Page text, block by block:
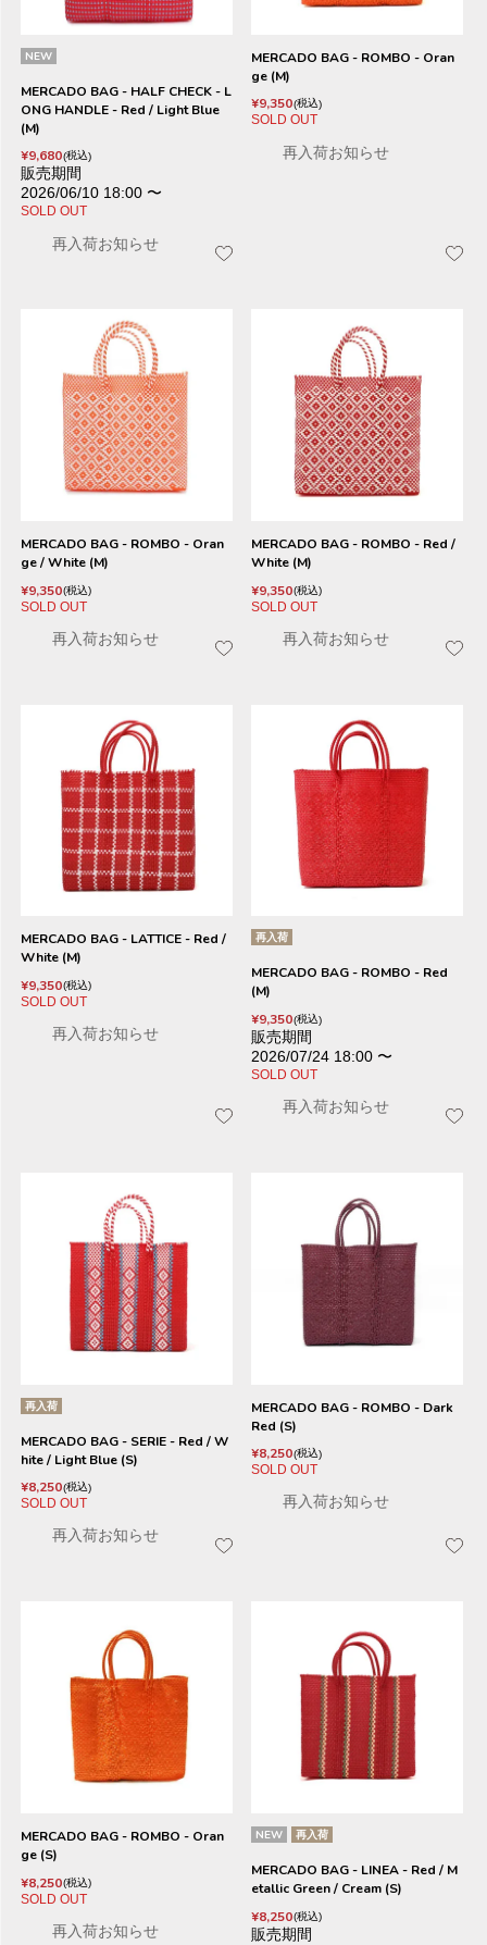
NEW
MERCADO BAG - HALF CHECK - L
ONG HANDLE - Red / Light Blue
(M)
¥9,680 税込
販売期間
2026/06/10 18:00 〜
SOLD OUT
再入荷お知らせ
MERCADO BAG - ROMBO - Oran
ge (M)
¥9,350 税込
SOLD OUT
再入荷お知らせ
MERCADO BAG - ROMBO - Oran
ge / White (M)
¥9,350 税込
SOLD OUT
再入荷お知らせ
MERCADO BAG - ROMBO - Red /
White (M)
¥9,350 税込
SOLD OUT
再入荷お知らせ
MERCADO BAG - LATTICE - Red /
White (M)
¥9,350 税込
SOLD OUT
再入荷お知らせ
再入荷
MERCADO BAG - ROMBO - Red
(M)
¥9,350 税込
販売期間
2026/07/24 18:00 〜
SOLD OUT
再入荷お知らせ
再入荷
MERCADO BAG - SERIE - Red / W
hite / Light Blue (S)
¥8,250 税込
SOLD OUT
再入荷お知らせ
MERCADO BAG - ROMBO - Dark
Red (S)
¥8,250 税込
SOLD OUT
再入荷お知らせ
MERCADO BAG - ROMBO - Oran
ge (S)
¥8,250 税込
SOLD OUT
再入荷お知らせ
NEW 再入荷
MERCADO BAG - LINEA - Red / M
etallic Green / Cream (S)
¥8,250 税込
販売期間